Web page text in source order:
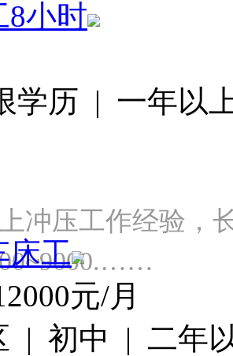
8小时
学历 | 一年以
冲压工作经验，
床工
元/月
| 初中 | 二年